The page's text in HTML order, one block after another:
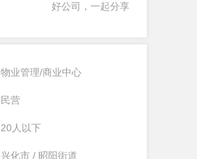
好公司，一起分享
物业管理/商业中心
民营
20人以下
兴化市 / 昭阳街道